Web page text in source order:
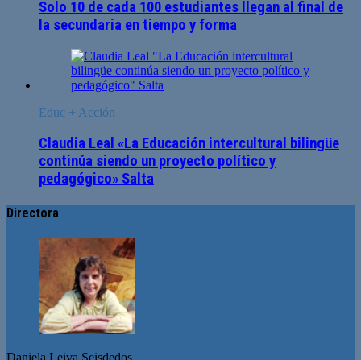
Solo 10 de cada 100 estudiantes llegan al final de
la secundaria en tiempo y forma
Educ + Acción
Claudia Leal «La Educación intercultural bilingüe
continúa siendo un proyecto político y
pedagógico» Salta
Directora
Daniela Leiva Seisdedos